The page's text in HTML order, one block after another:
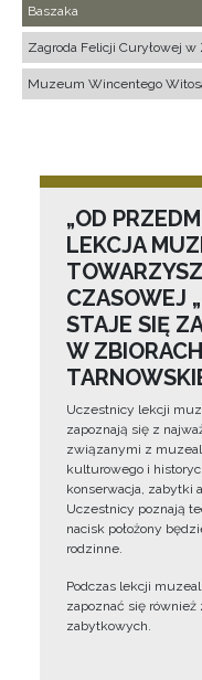
Baszaka
Zagroda Felicji Curyłowej
Muzeum Wincentego
„OD
LEKCJA
CZASOWEJ
STAJE SIĘ
W
Uczestnicy lekcji
zapoznają się z
związanymi z
kulturowego i
konserwacja, zabytki
Uczestnicy poznają
nacisk położony
rodzinne.
Podczas lekcji
zapoznać się
zabytkowych.